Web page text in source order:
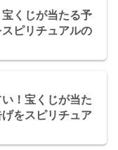
くじが当たる予
ピリチュアルの
い！宝くじが当た
をスピリチュア